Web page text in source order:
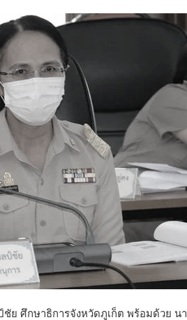
ย ศึกษาธิการจังหวัดภูเก็ต พร้อมด้วย